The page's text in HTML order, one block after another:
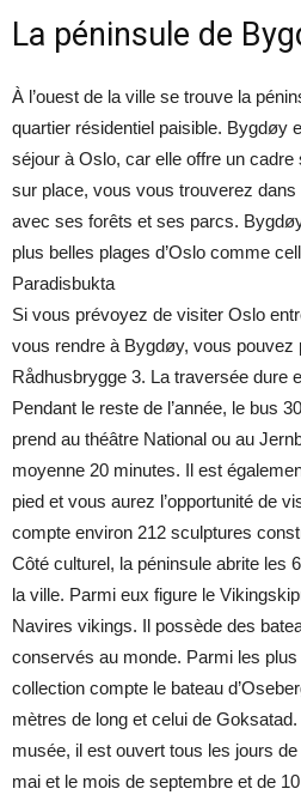
La péninsule de
À l’ouest de la ville se trouve la
quartier résidentiel paisible. Bygdøy
séjour à Oslo, car elle offre un
sur place, vous vous trouverez
avec ses forêts et ses parcs.
plus belles plages d’Oslo comme
Paradisbukta
Si vous prévoyez de visiter Oslo
vous rendre à Bygdøy, vous pouvez
Rådhusbrygge 3. La traversée dure
Pendant le reste de l’année, le bus
prend au théâtre National ou au
moyenne 20 minutes. Il est
pied et vous aurez l’opportunité de
compte environ 212 sculptures
Côté culturel, la péninsule abrite les
la ville. Parmi eux figure le
Navires vikings. Il possède des
conservés au monde. Parmi les
collection compte le bateau
mètres de long et celui de
musée, il est ouvert tous les jours
mai et le mois de septembre et de